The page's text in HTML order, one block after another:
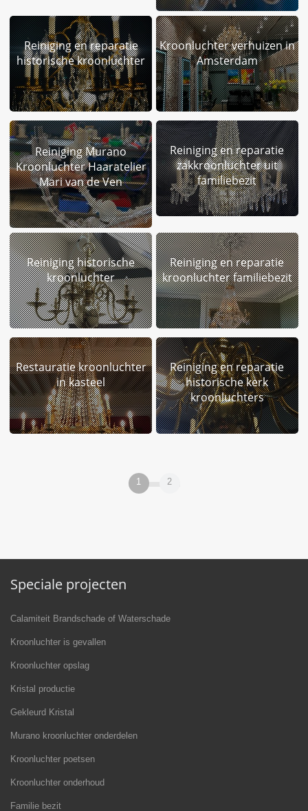
Reiniging en reparatie
historische kroonluchter
Kroonluchter verhuizen in
Amsterdam
Reiniging Murano
Kroonluchter Haaratelier
Mari van de Ven
Reiniging en reparatie
zakkroonluchter uit
familiebezit
Reiniging historische
kroonluchter
Reiniging en reparatie
kroonluchter familiebezit
Restauratie kroonluchter
in kasteel
Reiniging en reparatie
historische kerk
kroonluchters
1 2
Speciale projecten
Calamiteit Brandschade of Waterschade
Kroonluchter is gevallen
Kroonluchter opslag
Kristal productie
Gekleurd Kristal
Murano kroonluchter onderdelen
Kroonluchter poetsen
Kroonluchter onderhoud
Familie bezit